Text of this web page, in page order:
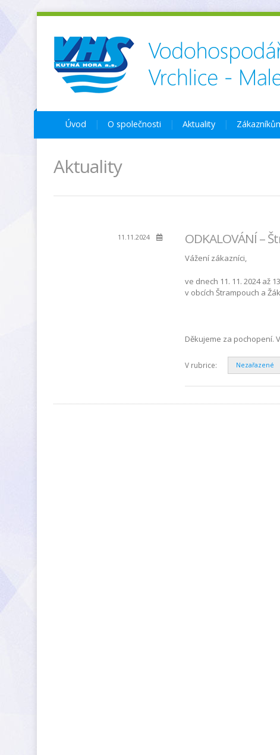
Úvod O společnosti Aktuality
Aktuality
11.11.2024 ODKALOVÁNÍ –
Vážení zákazníci,
ve dnech 11. 11. 2024 až
v obcích Štrampouch a
Děkujeme za pochopení.
V rubrice: Nezařazené